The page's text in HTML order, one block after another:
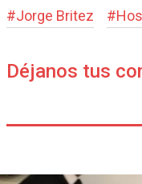
#Jorge Britez #
Déjanos tus